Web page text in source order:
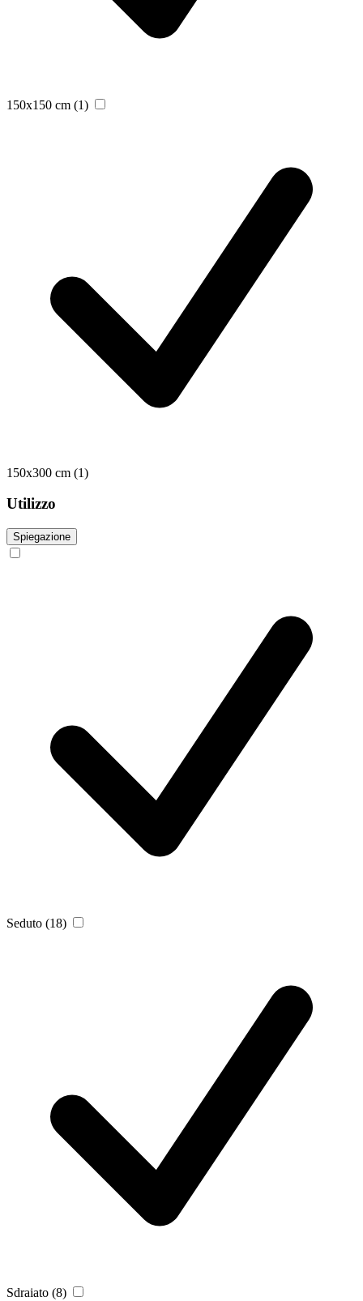
150x150 cm (1)
150x300 cm (1)
Utilizzo
Spiegazione
Seduto (18)
Sdraiato (8)